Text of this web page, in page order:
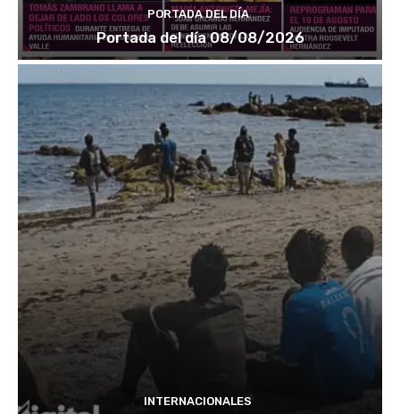
PORTADA DEL DÍA
Portada del día 08/08/2026
INTERNACIONALES